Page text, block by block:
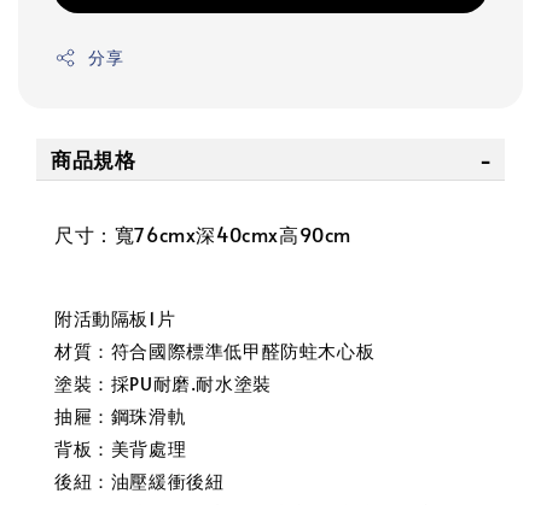
分享
商品規格
尺寸：寬76cmx深40cmx高90cm
附活動隔板1片
材質：符合國際標準低甲醛防蛀木心板
塗裝：採PU耐磨.耐水塗裝
抽屜：鋼珠滑軌
背板：美背處理
後紐：油壓緩衝後紐